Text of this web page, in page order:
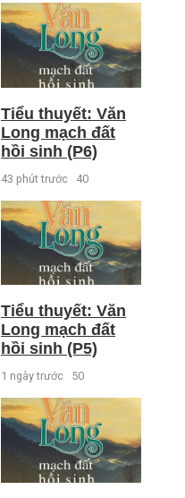
Tiểu thuyết: Văn
Long mạch đất
hồi sinh (P6)
43 phút trước 40
Tiểu thuyết: Văn
Long mạch đất
hồi sinh (P5)
1 ngày trước 50